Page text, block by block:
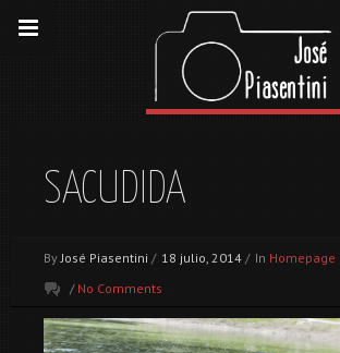
SACUDIDA
By José Piasentini / 18 julio, 2014 / In Homepage
/ No Comments